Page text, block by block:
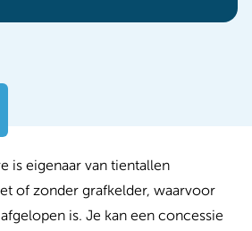
is eigenaar van tientallen
of zonder grafkelder, waarvoor
is. Je kan een concessie